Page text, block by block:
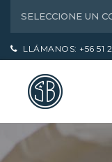
SELECCIONE UN
LLÁMANOS: +56 51